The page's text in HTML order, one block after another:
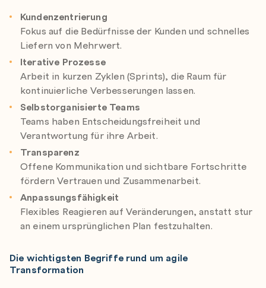
Kundenzentrierung
Fokus auf die Bedürfnisse der Kunden und schnelles
Liefern von Mehrwert.
Iterative Prozesse
Arbeit in kurzen Zyklen (Sprints), die Raum für
kontinuierliche Verbesserungen lassen.
Selbstorganisierte Teams
Teams haben Entscheidungsfreiheit und
Verantwortung für ihre Arbeit.
Transparenz
Offene Kommunikation und sichtbare Fortschritte
fördern Vertrauen und Zusammenarbeit.
Anpassungsfähigkeit
Flexibles Reagieren auf Veränderungen, anstatt stur
an einem ursprünglichen Plan festzuhalten.
Die wichtigsten Begriffe rund um agile
Transformation